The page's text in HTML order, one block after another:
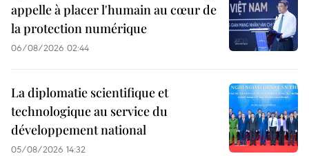
appelle à placer l'humain au cœur de
la protection numérique
06/08/2026 02:44
La diplomatie scientifique et
technologique au service du
développement national
05/08/2026 14:32